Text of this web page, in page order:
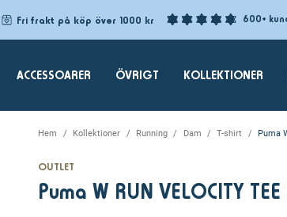
Fri frakt på köp över 1000 kr 600+
ACCESSOARER ÖVRIGT KOLLEKTIONER
Hem Kollektioner Running Dam T-shirt Puma
OUTLET
Puma W RUN VELOCITY